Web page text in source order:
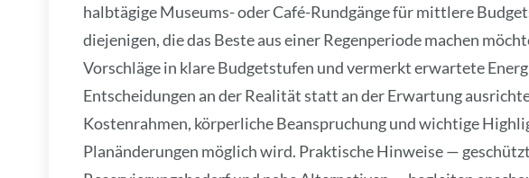
halbtägige Museums- oder Café-Rundgänge für mittlere
diejenigen, die das Beste aus einer Regenperiode machen
Vorschläge in klare Budgetstufen und vermerkt erwartete
Entscheidungen an der Realität statt an der Erwartung
Kostenrahmen, körperliche Beanspruchung und wichtige
Planänderungen möglich wird. Praktische Hinweise —